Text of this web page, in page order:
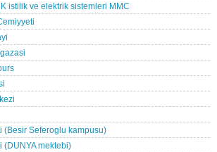
istilik ve elektrik sistemleri MMC
(Besir Seferoglu kampusu)
(DUNYA mektebi)